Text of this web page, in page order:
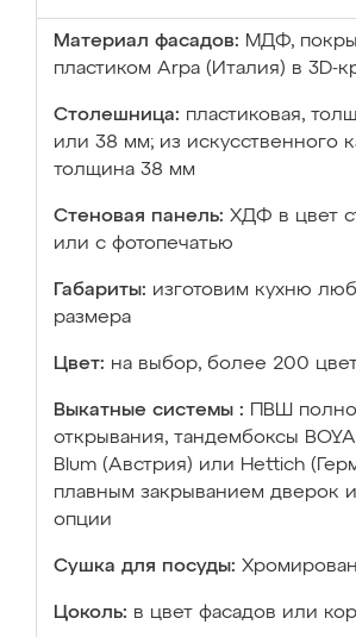
Материал фасадов: МДФ,
пластиком Arpa (Италия) в 3D-
Столешница: пластиковая,
или 38 мм; из искусственного
толщина 38 мм
Стеновая панель: ХДФ в цвет
или с фотопечатью
Габариты: изготовим кухню
размера
Цвет: на выбор, более 200
Выкатные системы :
ПВШ
открывания, тандембоксы
Blum (Австрия) или Hettich
плавным закрыванием дверок
опции
Сушка для посуды:
Цоколь: в цвет фасадов или